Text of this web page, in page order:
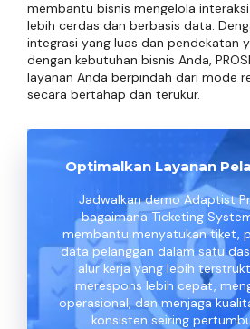
membantu bisnis mengelola
lebih cerdas dan berbasis data.
integrasi yang luas dan pendekatan
dengan kebutuhan bisnis Anda,
layanan Anda berpindah dari mode
secara bertahap dan terukur.
Optimalkan Layanan
Jadwalkan demo Adaptist
bagaimana Ticketing
membantu menyatukan tiket,
data pelanggan dalam satu
alur kerja yang lebih
merespons lebih cepat,
operasional, dan menjaga
konsisten seiring